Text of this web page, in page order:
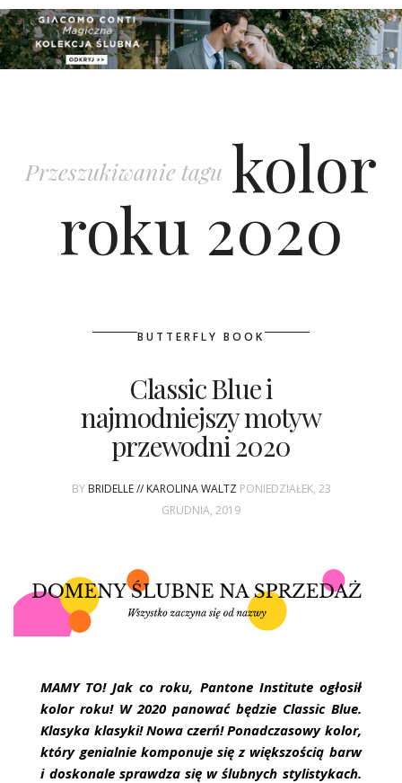
ZGŁOSZENIA
KSIĄŻKI BRIDELLE
Przeszukiwanie tagu kolor
roku 2020
BUTTERFLY BOOK
Classic Blue i
najmodniejszy motyw
przewodni 2020
BY BRIDELLE // KAROLINA WALTZ PONIEDZIAŁEK, 23
GRUDNIA, 2019
MAMY TO! Jak co roku, Pantone Institute ogłosił
kolor roku! W 2020 panować będzie Classic Blue.
Klasyka klasyki! Nowa czerń! Ponadczasowy kolor,
który genialnie komponuje się z większością barw
i doskonale sprawdza się w ślubnych stylistykach.